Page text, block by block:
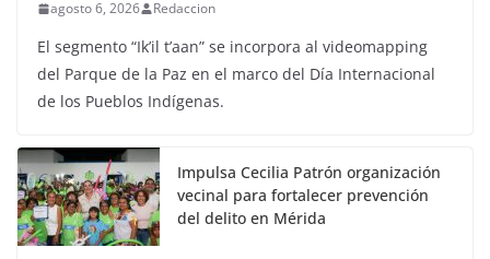
agosto 6, 2026 Redaccion
El segmento “Ik’il t’aan” se incorpora al videomapping
del Parque de la Paz en el marco del Día Internacional
de los Pueblos Indígenas.
Impulsa Cecilia Patrón organización
vecinal para fortalecer prevención
del delito en Mérida